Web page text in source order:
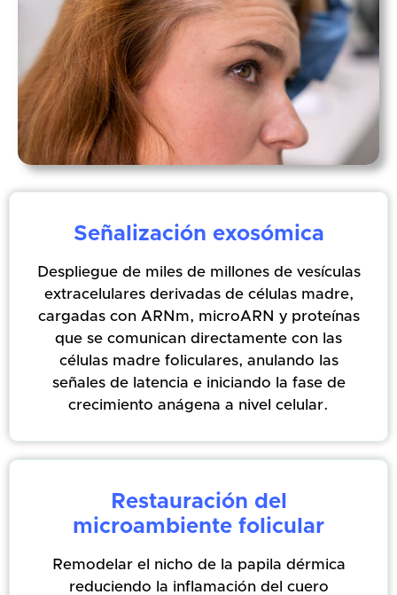
Señalización exosómica
Despliegue de miles de millones de vesículas
extracelulares derivadas de células madre,
cargadas con ARNm, microARN y proteínas
que se comunican directamente con las
células madre foliculares, anulando las
señales de latencia e iniciando la fase de
crecimiento anágena a nivel celular.
Restauración del
microambiente folicular
Remodelar el nicho de la papila dérmica
reduciendo la inflamación del cuero